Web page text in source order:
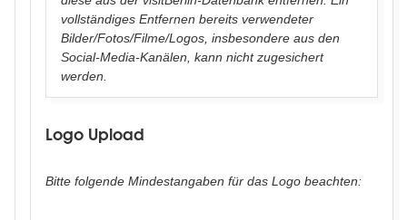
vollständiges Entfernen bereits verwendeter
Bilder/Fotos/Filme/Logos, insbesondere aus den
Social-Media-Kanälen, kann nicht zugesichert
werden.
Logo Upload
Bitte folgende Mindestangaben für das Logo beachten: